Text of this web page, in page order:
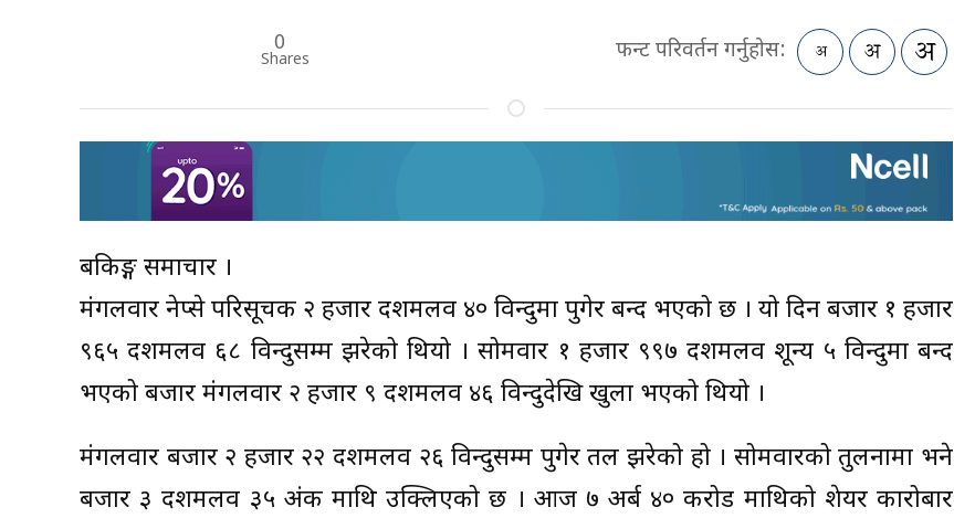
0
Shares फन्ट परिवर्तन गर्नुहोस:
बैंकिङ्ग समाचार ।
मंगलवार नेप्से परिसूचक २ हजार दशमलव ४० विन्दुमा पुगेर बन्द भएको छ । यो दिन बजार १ हजार
९६५ दशमलव ६८ विन्दुसम्म झरेको थियो । सोमवार १ हजार ९९७ दशमलव शून्य ५ विन्दुमा बन्द
भएको बजार मंगलवार २ हजार ९ दशमलव ४६ विन्दुदेखि खुला भएको थियो ।
मंगलवार बजार २ हजार २२ दशमलव २६ विन्दुसम्म पुगेर तल झरेको हो । सोमवारको तुलनामा भने
बजार ३ दशमलव ३५ अंक माथि उक्लिएको छ । आज ७ अर्ब ४० करोड माथिको शेयर कारोबार